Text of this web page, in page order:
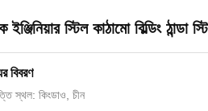
ইঞ্জিনিয়ার স্টিল কাঠামো বিল্ডিং ঠান্ডা
বিবরণ
স্থল: কিংডাও, চীন